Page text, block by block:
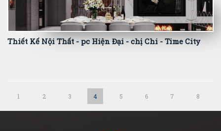
Thiết Kế Nội Thất - pc Hiện Đại - chị Chi - Time City
1 2 3 4 5 6 7 8